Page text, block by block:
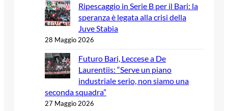
Ripescaggio in Serie B per il Bari: la
speranza è legata alla crisi della
Juve Stabia
28 Maggio 2026
Futuro Bari, Leccese a De
Laurentiis: “Serve un piano
industriale serio, non siamo una
seconda squadra”
27 Maggio 2026